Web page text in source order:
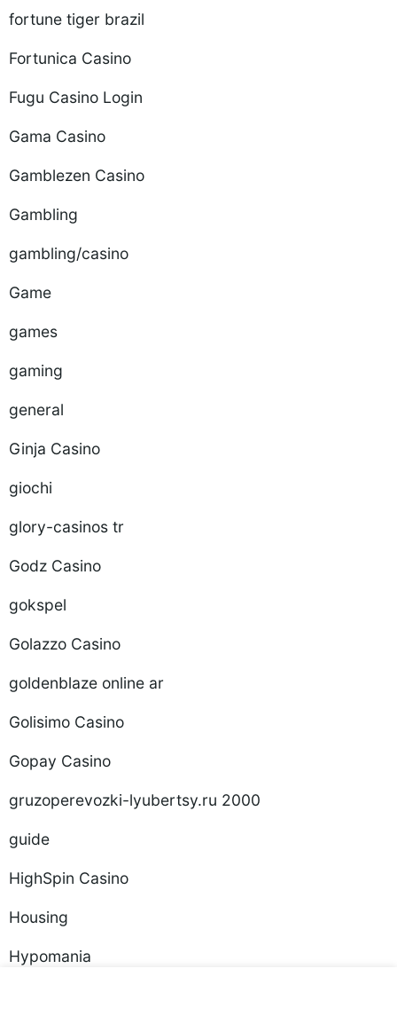
fortune tiger brazil
Fortunica Casino
Fugu Casino Login
Gama Casino
Gamblezen Casino
Gambling
gambling/casino
Game
games
gaming
general
Ginja Casino
giochi
glory-casinos tr
Godz Casino
gokspel
Golazzo Casino
goldenblaze online ar
Golisimo Casino
Gopay Casino
gruzoperevozki-lyubertsy.ru 2000
guide
HighSpin Casino
Housing
Hypomania